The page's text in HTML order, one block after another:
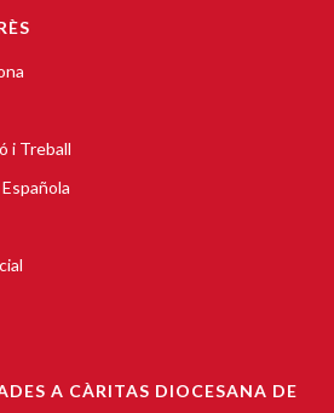
i Treball
A CÀRITAS DIOCESANA DE